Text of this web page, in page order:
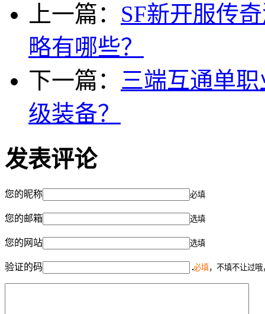
上一篇： SF新开服传
略有哪些？
下一篇： 三端互通单
级装备？
发表评论
您的昵称 必填
您的邮箱 选填
您的网站 选填
验证的码 必填，不填不让过